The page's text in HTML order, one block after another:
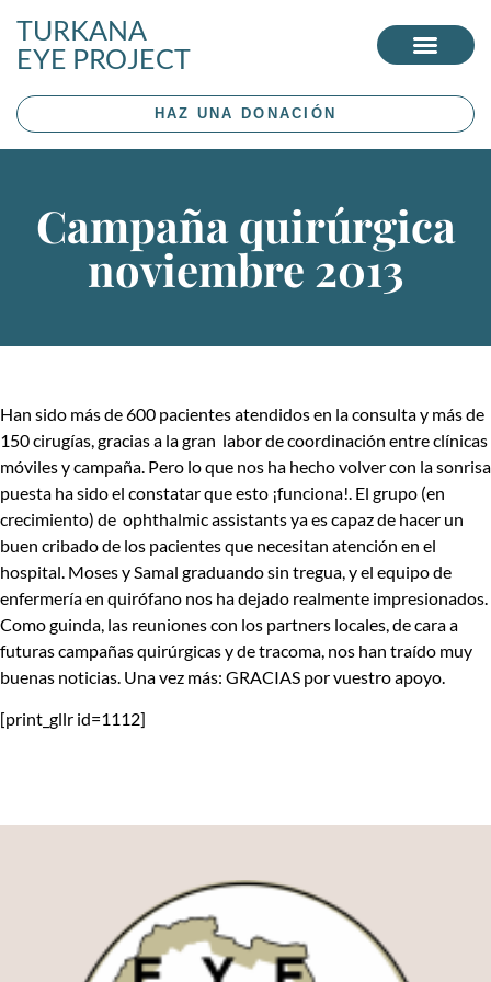
TURKANA
EYE PROJECT
HAZ UNA DONACIÓN
Campaña quirúrgica
noviembre 2013
Han sido más de 600 pacientes atendidos en la consulta y más de
150 cirugías, gracias a la gran labor de coordinación entre clínicas
móviles y campaña. Pero lo que nos ha hecho volver con la sonrisa
puesta ha sido el constatar que esto ¡funciona!. El grupo (en
crecimiento) de ophthalmic assistants ya es capaz de hacer un
buen cribado de los pacientes que necesitan atención en el
hospital. Moses y Samal graduando sin tregua, y el equipo de
enfermería en quirófano nos ha dejado realmente impresionados.
Como guinda, las reuniones con los partners locales, de cara a
futuras campañas quirúrgicas y de tracoma, nos han traído muy
buenas noticias. Una vez más: GRACIAS por vuestro apoyo.
[print_gllr id=1112]